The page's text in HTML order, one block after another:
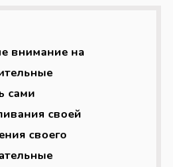
внимание на
сами
своей
своего